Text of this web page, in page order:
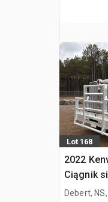
Lot 168
2022
Ciągnik
kabiną
Debert,